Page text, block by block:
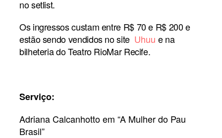
no setlist.
Os ingressos custam entre R$ 70 e R$ 200 e
estão sendo vendidos no site Uhuu ena
bilheteria do Teatro RioMar Recife.
Serviço:
Adriana Calcanhotto em “A Mulher do Pau
Brasil”